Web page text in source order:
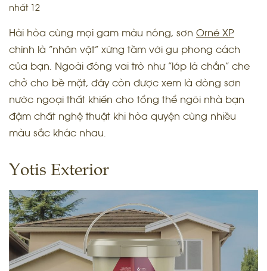
nhất 12
Hài hòa cùng mọi gam màu nóng, sơn Orné XP
chính là “nhân vật” xứng tầm với gu phong cách
của bạn. Ngoài đóng vai trò như “lớp lá chắn” che
chở cho bề mặt, đây còn được xem là dòng sơn
nước ngoại thất khiến cho tổng thể ngôi nhà bạn
đậm chất nghệ thuật khi hòa quyện cùng nhiều
màu sắc khác nhau.
Yotis Exterior